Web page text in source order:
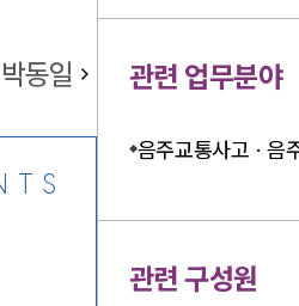
박동일 관련 업무분야
음주교통사고 · 음
관련 구성원